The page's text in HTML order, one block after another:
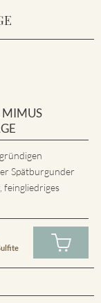
MIMUS
Spätburgunder
feingliedriges